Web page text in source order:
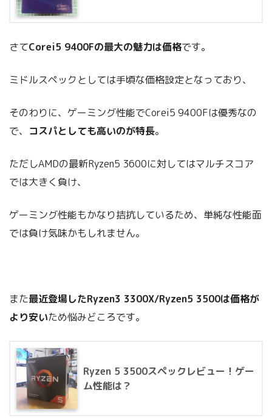
さてCorei5 9400Fの最大の魅力は価格です。
ミドルスペックとしては手頃な価格設定となっており、
そのわりに、ゲーミング性能でCorei5 9400Fは優秀なの
で、 コスパとしても高いのが特長。
ただしAMDの最新Ryzen5 3600に対してはマルチスコア
では大きく負け、
ゲーミング性能もかなり拮抗しているため、単純な性能面
では負け気味かもしれません。
また最近登場したRyzen3 3300X/Ryzen5 3500は価格が
より安いため悩みどころです。
Ryzen 5 3500スペックレビュー！ゲー
ム性能は？